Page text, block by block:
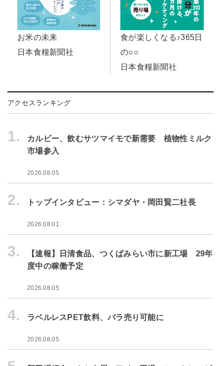
お米の未来
日本食糧新聞社
食が楽しくなる♪365日
の○○
日本食糧新聞社
アクセスランキング
1.
カルビー、飲むサツマイモで新需要 植物性ミルク
市場参入
2026.08.05
2. トップインタビュー：シマダヤ・岡田賢二社長
2026.08.01
3.
【速報】日清食品、つくばみらい市に新工場 29年
度中の稼働予定
2026.08.05
4. ラベルレスPET飲料、バラ売り可能に
2026.08.05